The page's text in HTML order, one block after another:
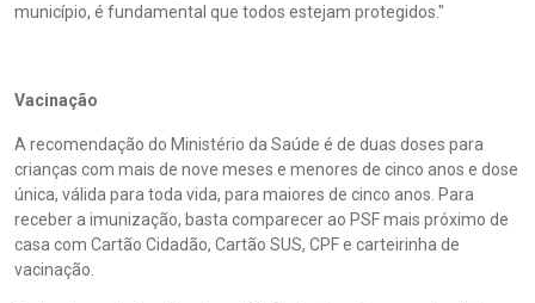
município, é fundamental que todos estejam protegidos."
Vacinação
A recomendação do Ministério da Saúde é de duas doses para
crianças com mais de nove meses e menores de cinco anos e dose
única, válida para toda vida, para maiores de cinco anos. Para
receber a imunização, basta comparecer ao PSF mais próximo de
casa com Cartão Cidadão, Cartão SUS, CPF e carteirinha de
vacinação.